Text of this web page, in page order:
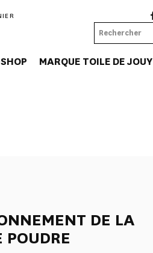
MARQUE TOILE DE JOUY
DE LA
POUDRE